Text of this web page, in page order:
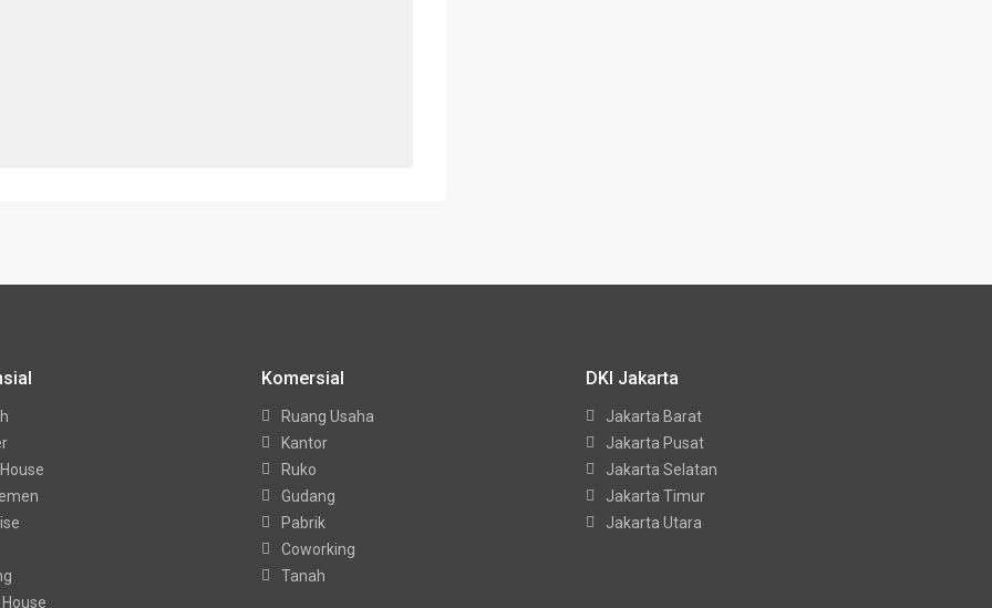
Komersial
Ruang Usaha
Kantor
Ruko
Gudang
Pabrik
Coworking
Tanah
DKI Jakarta
Jakarta Barat
Jakarta Pusat
Jakarta Selatan
Jakarta Timur
Jakarta Utara